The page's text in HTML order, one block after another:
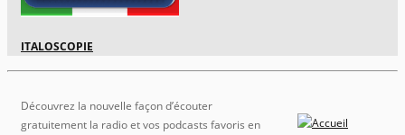
ITALOSCOPIE
Découvrez la nouvelle façon d’écouter
gratuitement la radio et vos podcasts favoris en